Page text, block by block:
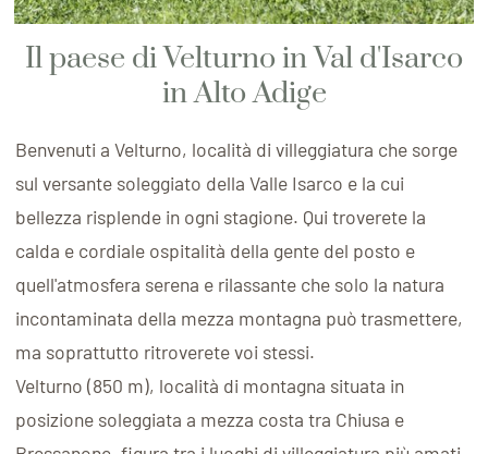
Il paese di Velturno in Val d'Isarco
in Alto Adige
Benvenuti a Velturno, località di villeggiatura che sorge
sul versante soleggiato della Valle Isarco e la cui
bellezza risplende in ogni stagione. Qui troverete la
calda e cordiale ospitalità della gente del posto e
quell'atmosfera serena e rilassante che solo la natura
incontaminata della mezza montagna può trasmettere,
ma soprattutto ritroverete voi stessi.
Velturno (850 m), località di montagna situata in
posizione soleggiata a mezza costa tra Chiusa e